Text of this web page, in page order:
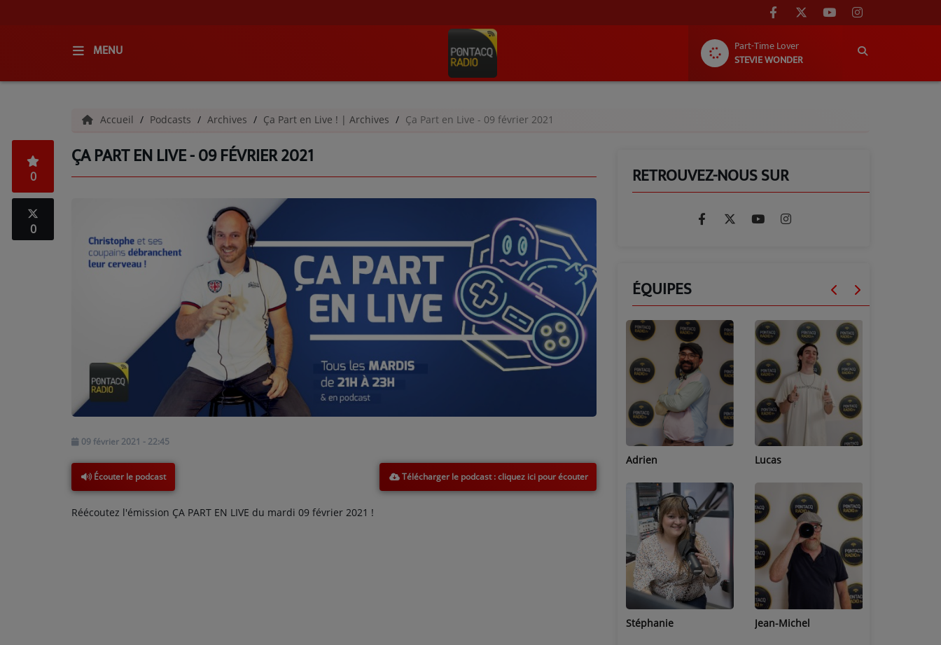
MENU
Part-Time Lover
STEVIE WONDER
QUI SOMMES-NOUS ?
GRILLE DES PROGRAMMES
C'ÉTAIT QUOI CE TITRE ?
ARCHIVES - SAISONS PASSÉES
VOS ÉMISSIONS EN IMAGES
ANNONCEURS & ESPACE PRO
VOTRE PUBLICITÉ SUR PONTACQ RADIO
Accueil Podcasts Archives Ça Part en Live ! | Archives Ça Part en Live - 09 février 2021
ÇA PART EN LIVE - 09 FÉVRIER 2021
0
0
09 février 2021 - 22:45
Écouter le podcast Télécharger le podcast
Réécoutez l'émission ÇA PART EN LIVE du mardi 09 février 2021 !
RETROUVEZ-NOUS SUR
ÉQUIPES
Marion Adrien
Stéphanie
Lucas
Jean-Michel